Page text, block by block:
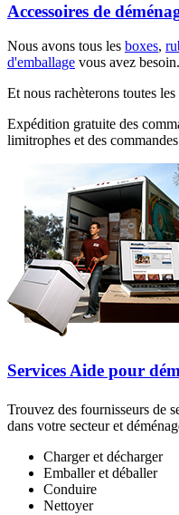
Accessoires de
Nous avons tous les boxes,
d'emballage vous avez besoin.
Et nous rachèterons toutes
Expédition gratuite des
limitrophes et des
Services Aide pour
Trouvez des fournisseurs de
dans votre secteur et
Charger et décharger
Emballer et déballer
Conduire
Nettoyer